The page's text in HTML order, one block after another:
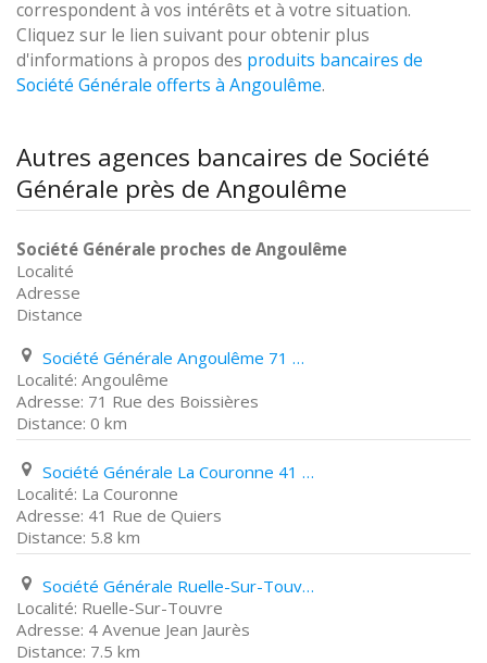
correspondent à vos intérêts et à votre situation.
Cliquez sur le lien suivant pour obtenir plus
d'informations à propos des produits bancaires de
Société Générale offerts à Angoulême.
Autres agences bancaires de Société
Générale près de Angoulême
Société Générale proches de Angoulême
Localité
Adresse
Distance
Société Générale Angoulême 71 Rue des Boissières
Angoulême
71 Rue des Boissières
0 km
Société Générale La Couronne 41 Rue de Quiers
La Couronne
41 Rue de Quiers
5.8 km
Société Générale Ruelle-Sur-Touvre 4 Avenue Jean Jaurès
Ruelle-Sur-Touvre
4 Avenue Jean Jaurès
7.5 km